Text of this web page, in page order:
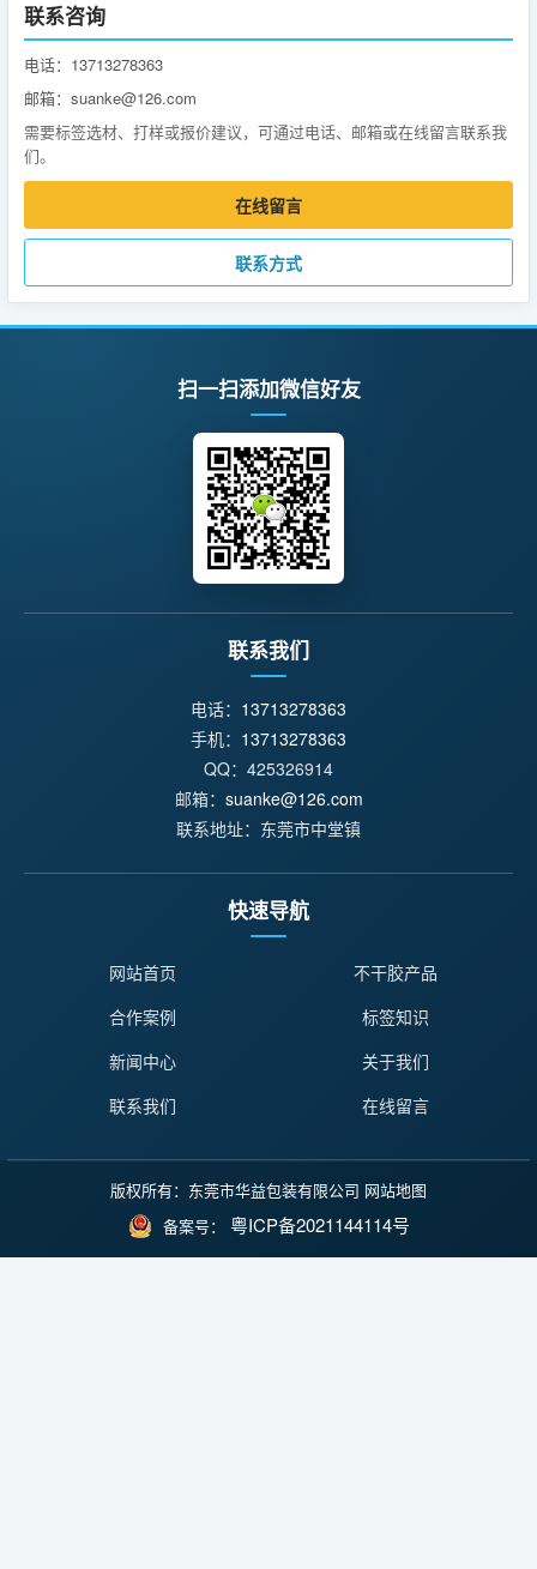
联系咨询
电话：13713278363
邮箱：suanke@126.com
需要标签选材、打样或报价建议，可通过电话、邮箱或在线留言联系我
们。
在线留言
联系方式
扫一扫添加微信好友
联系我们
电话： 13713278363
手机： 13713278363
QQ：425326914
邮箱： suanke@126.com
联系地址：东莞市中堂镇
快速导航
网站首页
不干胶产品
合作案例
标签知识
新闻中心
关于我们
联系我们
在线留言
版权所有：东莞市华益包装有限公司 网站地图
备案号： 粤ICP备2021144114号